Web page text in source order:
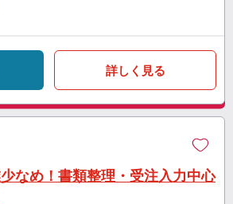
詳しく見る
なめ！書類整理・受注入力中心